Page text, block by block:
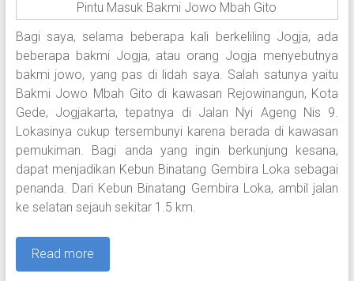
Pintu Masuk Bakmi Jowo Mbah Gito
Bagi saya, selama beberapa kali berkeliling Jogja, ada
beberapa bakmi Jogja, atau orang Jogja menyebutnya
bakmi jowo, yang pas di lidah saya. Salah satunya yaitu
Bakmi Jowo Mbah Gito di kawasan Rejowinangun, Kota
Gede, Jogjakarta, tepatnya di Jalan Nyi Ageng Nis 9.
Lokasinya cukup tersembunyi karena berada di kawasan
pemukiman. Bagi anda yang ingin berkunjung kesana,
dapat menjadikan Kebun Binatang Gembira Loka sebagai
penanda. Dari Kebun Binatang Gembira Loka, ambil jalan
ke selatan sejauh sekitar 1.5 km.
Read more